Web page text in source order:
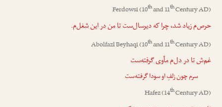
Ferdowsi(10thand 11thCentury AD)
حرص‌م زیاد شد، چرا که دیرسال‌ستتامن در این شغل‌م.
Abolfazl Beyhaqi(10thand 11thCentury AD)
غم‌شتادر دل‌م مأوی گرفته‌ست
سرم چون زلفِ او سودا گرفته‌ست
Hafez(14thCentury AD)